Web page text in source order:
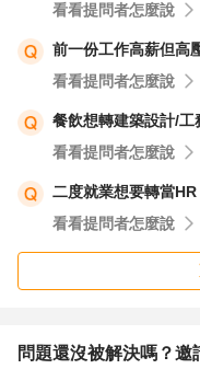
看看提問者怎麼說
前一份工作高薪但高
看看提問者怎麼說
餐飲想轉建築設計/工
看看提問者怎麼說
二度就業想要轉當HR
看看提問者怎麼說
問題還沒被解決嗎？邀